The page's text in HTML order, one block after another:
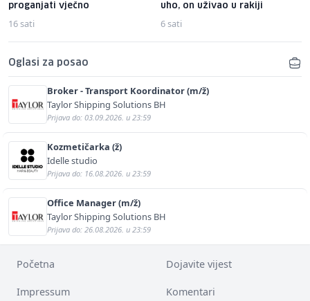
proganjati vječno
16 sati
uho, on uživao u rakiji
6 sati
Oglasi za posao
Broker - Transport Koordinator (m/ž)
Taylor Shipping Solutions BH
Prijava do: 03.09.2026. u 23:59
Kozmetičarka (ž)
Idelle studio
Prijava do: 16.08.2026. u 23:59
Office Manager (m/ž)
Taylor Shipping Solutions BH
Prijava do: 26.08.2026. u 23:59
Početna Dojavite vijest
Impressum Komentari